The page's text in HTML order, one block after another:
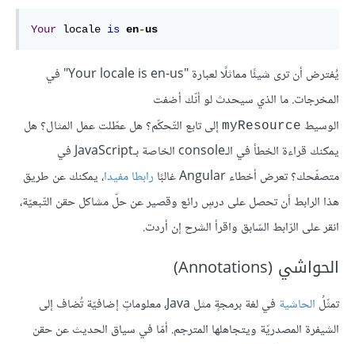
Your locale is en-us
يُفترض أن ترى شيئًا مماثلًا لعبارة "Your locale is en-us" في
المخرجات. ما الذي سيحدث لو أنّك أضفت
الوسيط myResource إلى تابع التّحكّم؟ هل عطّلت عمل المثال؟ هل
يمكنك قراءة الخطأ في الـconsole الخاصة بـJavaScript في
متصفّحك؟ تعرض أخطاء Angular غالبًا
رابطا مفيدا، يمكنك عن طريق
هذا الرابط أن تحصل على درسٍ رائع وقصير عن حلّ مشاكل حقن التّبعيّة،
انقر على الرّابط السّابق واقرأ الشرح إن أردت.
الحواشي (Annotations)
تمثّلُ الحاشية
في لغة برمجةٍ مثل Java، معلوماتٍ إضافيّة تُضاف إلى
الشيفرة المصدريّة ويتجاهلها المترجم. أمّا في سياق الحديث عن حقن